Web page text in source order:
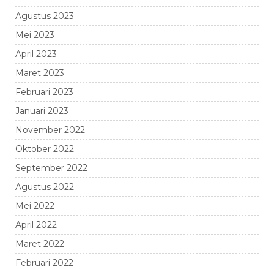
Agustus 2023
Mei 2023
April 2023
Maret 2023
Februari 2023
Januari 2023
November 2022
Oktober 2022
September 2022
Agustus 2022
Mei 2022
April 2022
Maret 2022
Februari 2022